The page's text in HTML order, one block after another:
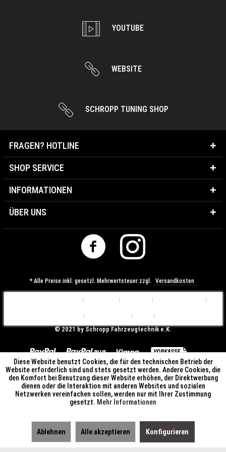
YOUTUBE
WEBSITE
SCHROPP TUNING SHOP
FRAGEN? HOTLINE
SHOP SERVICE
INFORMATIONEN
ÜBER UNS
* Alle Preise inkl. gesetzl. Mehrwertsteuer zzgl. Versandkosten
© ​2021 by Schropp Fahrzeugtechnik e.K.
Diese Website benutzt Cookies, die für den technischen Betrieb der
Website erforderlich sind und stets gesetzt werden. Andere Cookies, die
den Komfort bei Benutzung dieser Website erhöhen, der Direktwerbung
dienen oder die Interaktion mit anderen Websites und sozialen
Netzwerken vereinfachen sollen, werden nur mit Ihrer Zustimmung
gesetzt. Mehr Informationen
Ablehnen Alle akzeptieren Konfigurieren